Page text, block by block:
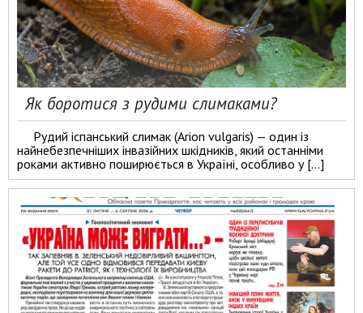
Як боротися з рудими слимаками?
Рудий іспанський слимак (Arion vulgaris) — один із
найнебезпечніших інвазійних шкідників, який останніми
роками активно поширюється в Україні, особливо у […]